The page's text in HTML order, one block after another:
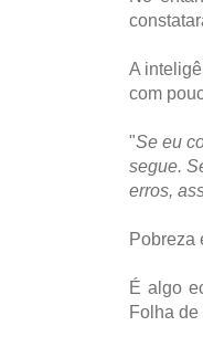
A
com
"Se eu
segue.
erros,
Pobreza
É algo
Folha